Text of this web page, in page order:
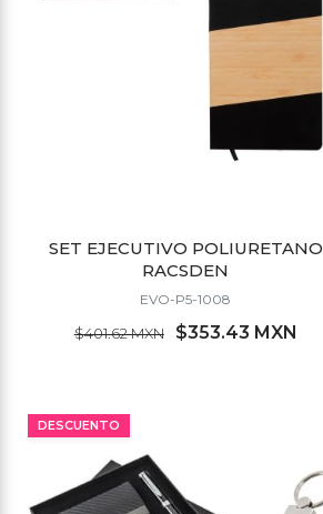
SET EJECUTIVO POLIURETANO
RACSDEN
EVO-P5-1008
$401.62 MXN $353.43 MXN
DESCUENTO